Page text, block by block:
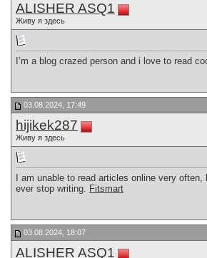
ALISHER ASQ1
Живу я здесь
I’m a blog crazed person and i love to read
03.08.2024, 17:49
hijikek287
Живу я здесь
I am unable to read articles online very
ever stop writing. Fitsmart
03.08.2024, 18:07
ALISHER ASQ1